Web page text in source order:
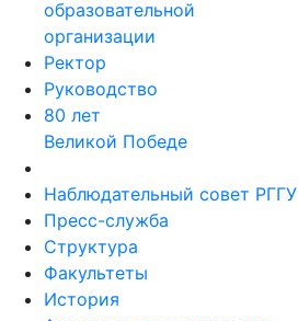
образовательной
организации
Ректор
Руководство
80 лет
Великой Победе
Наблюдательный совет РГГУ
Пресс-служба
Структура
Факультеты
История